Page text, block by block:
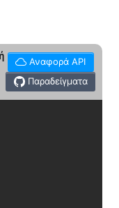
Αναφορά API
Παραδείγματα